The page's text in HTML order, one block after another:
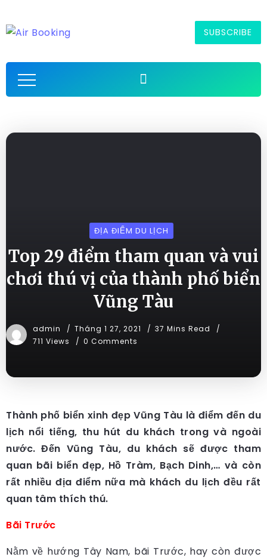
SUBSCRIBE
ĐỊA ĐIỂM DU LỊCH
Top 29 điểm tham quan và vui
chơi thú vị của thành phố biển
Vũng Tàu
admin Tháng 1 27, 2021
37 Mins Read
711 Views
0 Comments
Thành phố biển xinh đẹp Vũng Tàu là điểm đến du
lịch nổi tiếng, thu hút du khách trong và ngoài
nước. Đến Vũng Tàu, du khách sẽ được tham
quan bãi biển đẹp, Hồ Tràm, Bạch Dinh,… và còn
rất nhiều địa điểm nữa mà khách du lịch đều rất
quan tâm thích thú.
Bãi Trước
Nằm về hướng Tây Nam, bãi Trước, hay còn được